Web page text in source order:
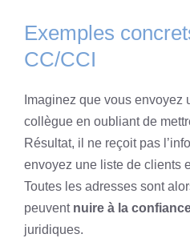
Exemples
CC/CCI
Imaginez que vous envoyez
collègue en oubliant de
Résultat, il ne reçoit pas
envoyez une liste de clients
Toutes les adresses sont
peuvent nuire à la
juridiques.